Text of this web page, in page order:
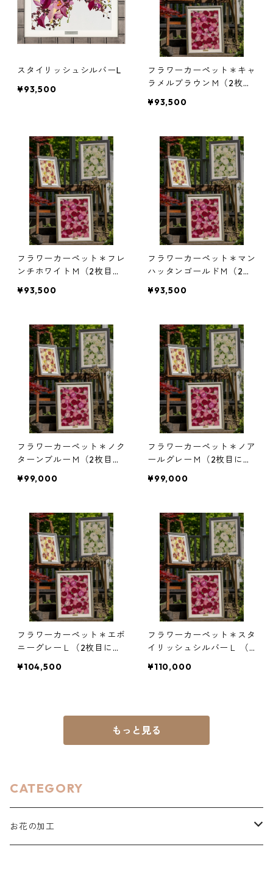
スタイリッシュシルバーL
¥93,500
フラワーカーペット＊キャ
ラメルブラウンＭ（2枚目
¥93,500
フラワーカーペット＊フレ
ンチホワイトＭ（2枚目に
¥93,500
フラワーカーペット＊マン
ハッタンゴールドＭ（2枚
り）
¥93,500
フラワーカーペット＊ノク
ターンブルーＭ（2枚目に
¥99,000
フラワーカーペット＊ノア
ールグレーＭ（2枚目にフ
¥99,000
フラワーカーペット＊エボ
ニーグレーＬ（2枚目にフ
¥104,500
フラワーカーペット＊スタ
イリッシュシルバーＬ （2
り）
¥110,000
もっと見る
CATEGORY
お花の加工